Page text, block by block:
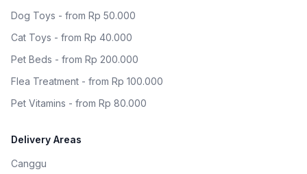
Dog Toys - from Rp 50.000
Cat Toys - from Rp 40.000
Pet Beds - from Rp 200.000
Flea Treatment - from Rp 100.000
Pet Vitamins - from Rp 80.000
Delivery Areas
Canggu